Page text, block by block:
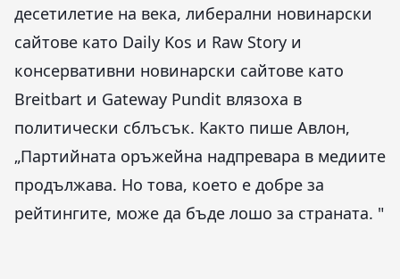
десетилетие на века, либерални новинарски
сайтове като Daily Kos и Raw Story и
консервативни новинарски сайтове като
Breitbart и Gateway Pundit влязоха в
политически сблъсък. Както пише Авлон,
„Партийната оръжейна надпревара в медиите
продължава. Но това, което е добре за
рейтингите, може да бъде лошо за страната. "